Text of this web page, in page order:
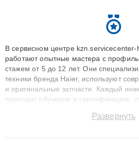
В сервисном центре kzn.servicecenter-
работают опытные мастера с
стажем от 5 до 12 лет. Они
техники бренда Haier, используют
и оригинальные запчасти. Каждый
проходит обучение и сертификацию,
сохранением гарантии до 3 лет. Наши
Развернуть